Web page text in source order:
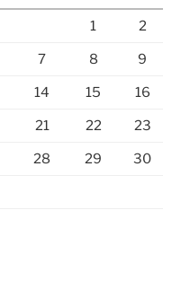
1 2
7 8 9
14 15 16
21 22 23
28 29 30